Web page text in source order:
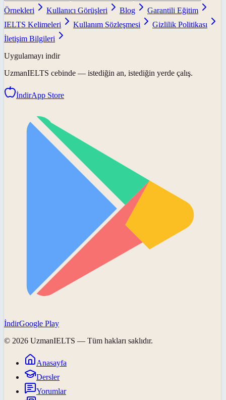
Örnekleri
Kullanıcı Görüşleri Blog
Garantili Eğitim
IELTS Kelimeleri
Kullanım Sözleşmesi
Gizlilik Politikası
İletişim Bilgileri
Uygulamayı indir
UzmanIELTS cebinde — istediğin an, istediğin yerde çalış.
İndirApp Store
İndirGoogle Play
© 2026 UzmanIELTS — Tüm hakları saklıdır.
Anasayfa
Dersler
Yorumlar